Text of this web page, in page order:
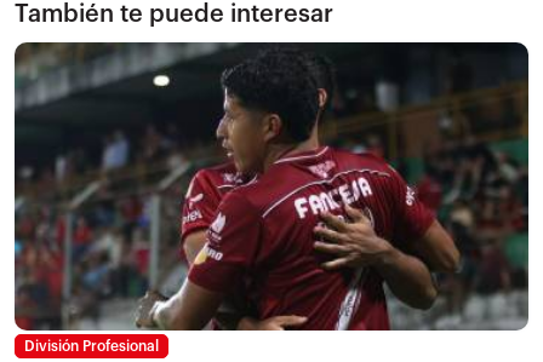
También te puede interesar
División Profesional